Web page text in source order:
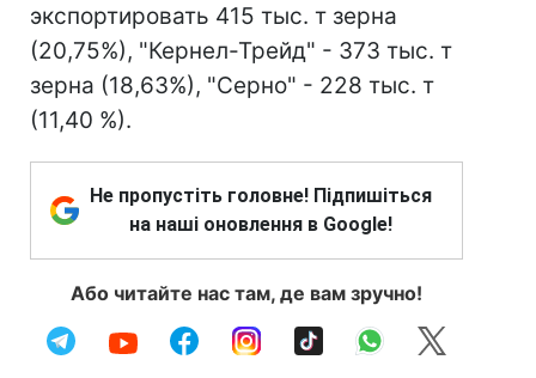
экспортировать 415 тыс. т зерна
(20,75%), "Кернел-Трейд" - 373 тыс. т
зерна (18,63%), "Серно" - 228 тыс. т
(11,40 %).
Не пропустіть головне! Підпишіться
на наші оновлення в Google!
Або читайте нас там, де вам зручно!